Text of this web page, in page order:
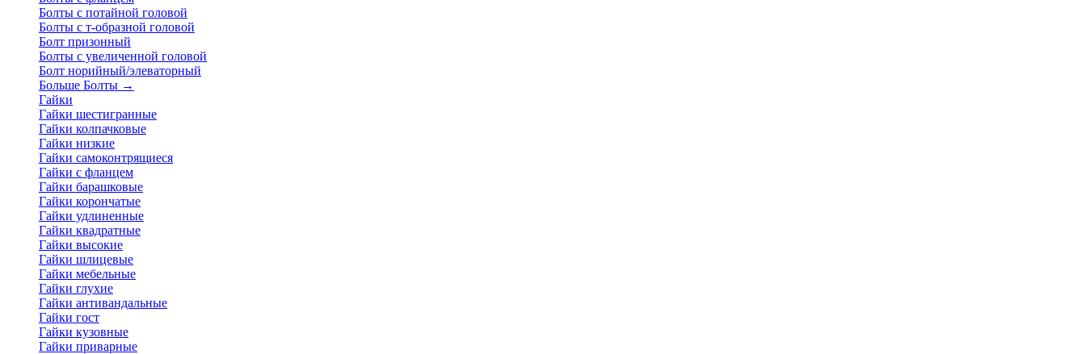
Болты с потайной головой
Болты с т-образной головой
Болт призонный
Болты с увеличенной головой
Болт норийный/элеваторный
Больше Болты →
Гайки
Гайки шестигранные
Гайки колпачковые
Гайки низкие
Гайки самоконтрящиеся
Гайки с фланцем
Гайки барашковые
Гайки корончатые
Гайки удлиненные
Гайки квадратные
Гайки высокие
Гайки шлицевые
Гайки мебельные
Гайки глухие
Гайки антивандальные
Гайки гост
Гайки кузовные
Гайки приварные